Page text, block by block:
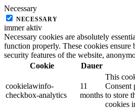
Necessary
NECESSARY
immer aktiv
Necessary cookies are absolutely
function properly. These cookies ensure
security features of the website,
Cookie
Dauer
cookielawinfo-
checkbox-analytics
11
months
This
Consent
to store
cookies